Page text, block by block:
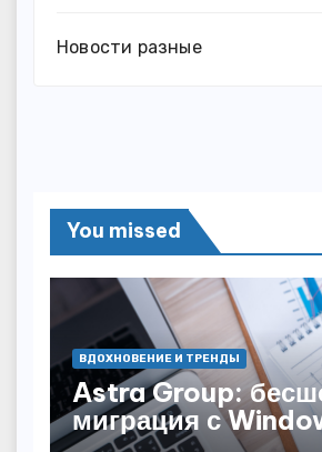
Новости разные
You missed
ВДОХНОВЕНИЕ И ТРЕНДЫ
Astra Group:
миграция с